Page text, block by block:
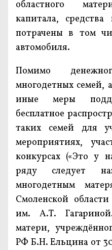
областного
капитала,
потрачены в том
автомобиля.
Помимо
многодетных семей,
иные меры
бесплатное
таких семей для
мероприятиях,
конкурсах («Это у
ряду следует
многодетным
Смоленской
им. А.Т.
матери,
РФ Б.Н. Ельцина от